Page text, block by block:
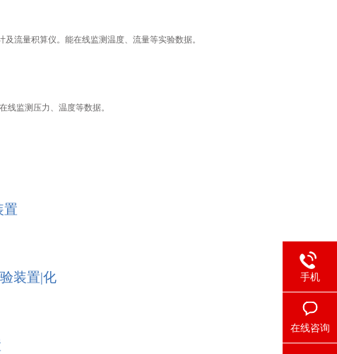
流量积算仪。能在线监测温度、流量等实验数据。
线监测压力、温度等数据。
置
装置|化
手机
在线咨询